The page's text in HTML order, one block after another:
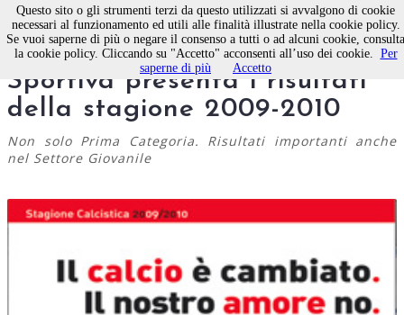
CALCIO. La Molfetta
Sportiva presenta i risultati
della stagione 2009-2010
Non solo Prima Categoria. Risultati importanti anche
nel Settore Giovanile
Questo sito o gli strumenti terzi da questo utilizzati si avvalgono di cookie
necessari al funzionamento ed utili alle finalità illustrate nella cookie policy.
Se vuoi saperne di più o negare il consenso a tutti o ad alcuni cookie, consulta
la cookie policy. Cliccando su "Accetto" acconsenti all’uso dei cookie. Per
saperne di più
Accetto